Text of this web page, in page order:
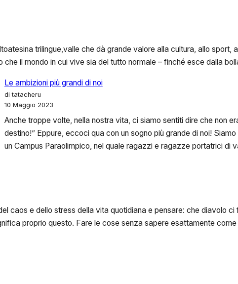
trilingue,valle che dà grande valore alla cultura, allo sport,
che il mondo in cui vive sia del tutto normale – finché esce dalla
Le ambizioni più grandi di noi
di tatacheru
10 Maggio 2023
Anche troppe volte, nella nostra vita, ci siamo sentiti dire che non
destino!” Eppure, eccoci qua con un sogno più grande di noi!
un Campus Paraolimpico, nel quale ragazzi e ragazze portatrici di
caos e dello stress della vita quotidiana e pensare: che diavolo
proprio questo. Fare le cose senza sapere esattamente